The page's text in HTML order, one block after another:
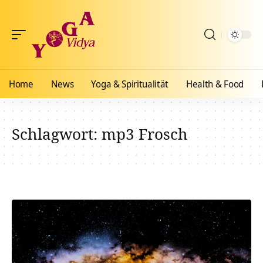
Home News Yoga & Spiritualität Health & Food
Schlagwort:mp3 Frosch